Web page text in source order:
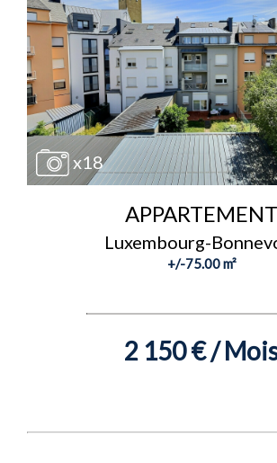
x18
APPARTEMENT
Luxembourg-
+/-75.00 m²
2 150 € /